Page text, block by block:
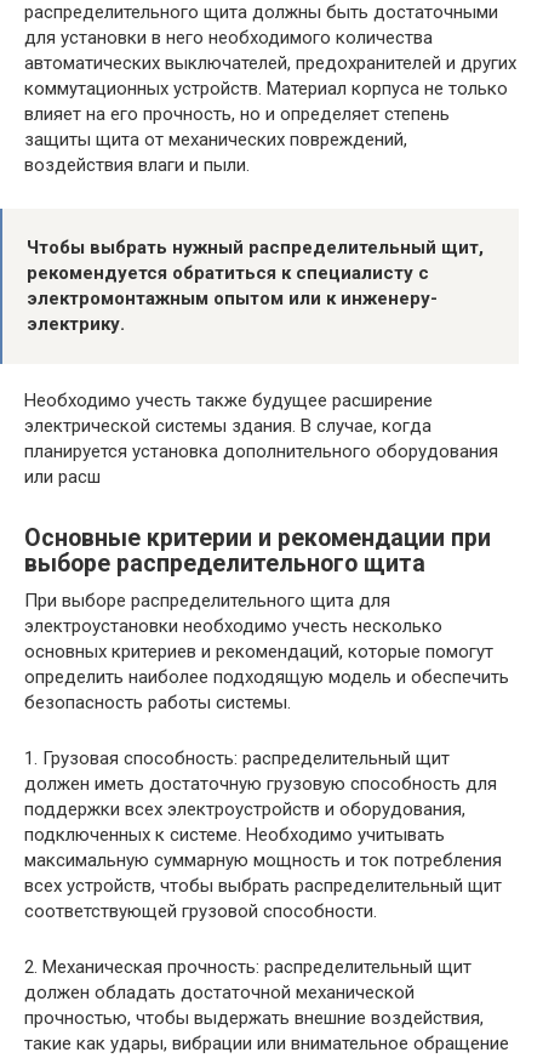
распределительного щита должны быть достаточными
для установки в него необходимого количества
автоматических выключателей, предохранителей и других
коммутационных устройств. Материал корпуса не только
влияет на его прочность, но и определяет степень
защиты щита от механических повреждений,
воздействия влаги и пыли.
Чтобы выбрать нужный распределительный щит,
рекомендуется обратиться к специалисту с
электромонтажным опытом или к инженеру-
электрику.
Необходимо учесть также будущее расширение
электрической системы здания. В случае, когда
планируется установка дополнительного оборудования
или расш
Основные критерии и рекомендации при
выборе распределительного щита
При выборе распределительного щита для
электроустановки необходимо учесть несколько
основных критериев и рекомендаций, которые помогут
определить наиболее подходящую модель и обеспечить
безопасность работы системы.
1. Грузовая способность: распределительный щит
должен иметь достаточную грузовую способность для
поддержки всех электроустройств и оборудования,
подключенных к системе. Необходимо учитывать
максимальную суммарную мощность и ток потребления
всех устройств, чтобы выбрать распределительный щит
соответствующей грузовой способности.
2. Механическая прочность: распределительный щит
должен обладать достаточной механической
прочностью, чтобы выдержать внешние воздействия,
такие как удары, вибрации или внимательное обращение